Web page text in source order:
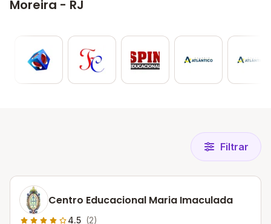
Moreira - RJ
Filtrar
Centro Educacional Maria Imaculada
4.5 (2)